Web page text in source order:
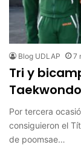
Blog UDLAP 7
Tri y
Por tercera
consiguieron el
de poomsae…